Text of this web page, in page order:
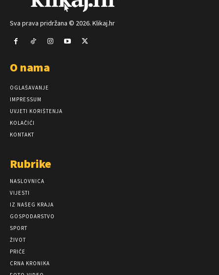
Sva prava pridržana © 2026. Klikaj.hr
O nama
OGLAŠAVANJE
IMPRESSUM
UVJETI KORIŠTENJA
KOLAČIĆI
KONTAKT
Rubrike
NASLOVNICA
VIJESTI
IZ NAŠEG KRAJA
GOSPODARSTVO
SPORT
ŽIVOT
PRIČE
CRNA KRONIKA